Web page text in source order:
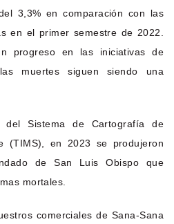
3,3% en comparación con las
en el primer semestre de 2022.
progreso en las iniciativas de
muertes siguen siendo una
del Sistema de Cartografía de
(TIMS), en 2023 se produjeron
de San Luis Obispo que
mortales.
comerciales de Sana-Sana